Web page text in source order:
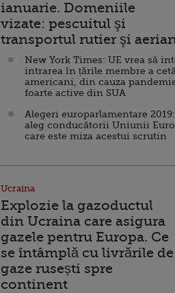
ianuarie. Domeniile
vizate: pescuitul şi
transportul rutier şi
New York Times: UE vrea să
intrarea în țările membre a
americani, din cauza
foarte active din SUA
Alegeri europarlamentare
aleg conducătorii Uniunii
care este miza acestui scrutin
Ucraina
Explozie la gazoductul
din Ucraina care asigura
gazele pentru Europa. Ce
se întâmplă cu livrările de
gaze rusești spre
continent